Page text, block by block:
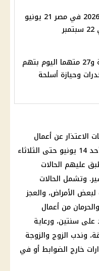
بداية فصل الصيف 2026 في مصر 21 يونيو
محاكمة سارة خليفة و27 متهما اليوم بتهم
وحيازة أسلحة
الاعتذار عن أعمال
من الأحد 14 يونيو حتى الثلاثاء
عليهم الحالات
وتشمل الحالات
الأمراض، والعجز
والحرمان من أعمال
على سنتين، ورعاية
وندب الزوج والزوجة
خارج الضوابط أو في